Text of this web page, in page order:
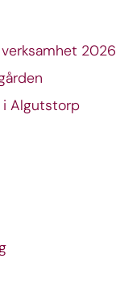
2026
i Algutstorp